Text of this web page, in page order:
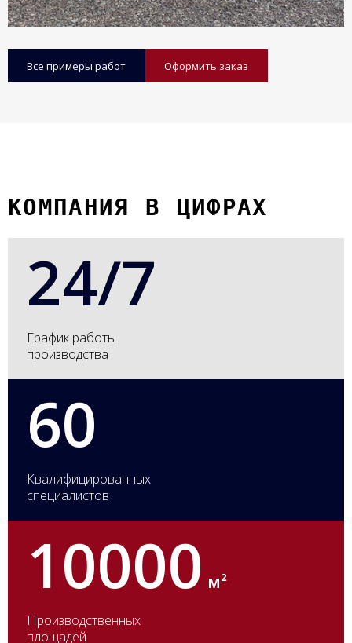
Все примеры работ Оформить заказ
КОМПАНИЯ В ЦИФРАХ
24/7
График работы
производства
60
Квалифицированных
специалистов
10000 м²
Производственных
площадей